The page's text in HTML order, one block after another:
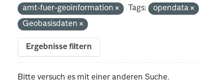
amt-fuer-geoinformation
Tags:
opendata
Geobasisdaten
Ergebnisse filtern
Bitte versuch es mit einer anderen Suche.